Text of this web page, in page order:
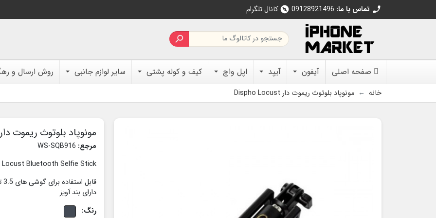
call تماس با ما: 09128921496
explore کانال تلگرام

صفحه اصلی آیفون آیپد اپل واچ کیف و کوله پشتی سایر لوازم جانبی روش ارسال و
خانه مونوپاد بلوتوث ریموت دار Dispho Locust
مونوپاد بلوتوث ریموت دار Dispho Locust
مرجع:
Locust Bluetooth Selfie Stick
قابل استفاده برای گوشی های 3.5 تا 5.5 اینچ
دارای بند آویز
رنگ: